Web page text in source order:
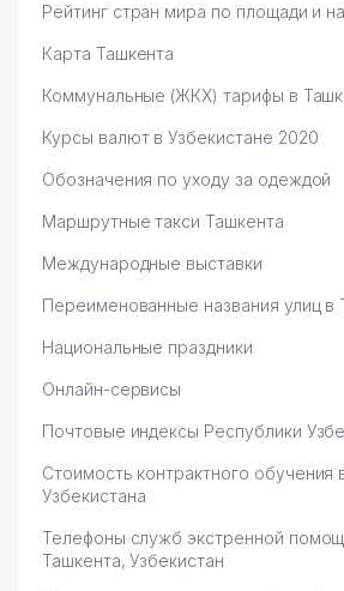
Рейтинг стран мира по площади и
Карта Ташкента
Коммунальные (ЖКХ) тарифы в
Курсы валют в Узбекистане 2020
Обозначения по уходу за одеждой
Маршрутные такси Ташкента
Международные выставки
Переименованные названия улиц в
Национальные праздники
Онлайн-сервисы
Почтовые индексы Республики
Стоимость контрактного обучения
Узбекистана
Телефоны служб экстренной
Ташкента, Узбекистан